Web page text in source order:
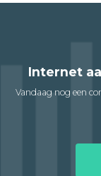
Internet
Vandaag nog een